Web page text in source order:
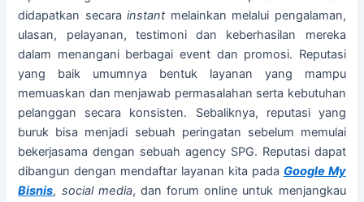
didapatkan secarainstantmelainkan melalui pengalaman,
ulasan, pelayanan, testimoni dan keberhasilan mereka
dalam menangani berbagai event dan promosi. Reputasi
yang baik umumnya bentuk layanan yang mampu
memuaskan dan menjawab permasalahan serta kebutuhan
pelanggan secara konsisten. Sebaliknya, reputasi yang
buruk bisa menjadi sebuah peringatan sebelum memulai
bekerjasama dengan sebuah agency SPG. Reputasi dapat
dibangun dengan mendaftar layanan kita pada Google My
Bisnis, social media, dan forum online untuk menjangkau